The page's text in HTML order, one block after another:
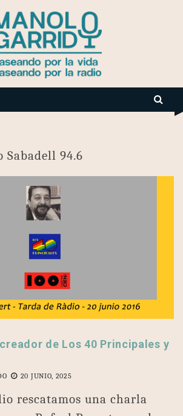
Sabadell 94.6
de Los 40 Principales y
20 JUNIO, 2025
rescatamos una charla